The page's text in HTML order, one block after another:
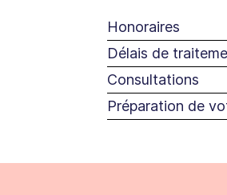
Honoraires
Délais de
Consultations
Préparation de